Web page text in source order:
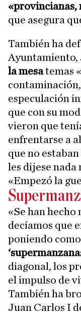
«provincianas,
que asegura
También ha
Ayuntamiento,
la mesatemas
contaminación,
especulación
que con su
vieron que
enfrentarse a
que no
les dijese nada
«Empezó la
«Se han hecho
decíamos que
poniendo
diagonal, los
el impulso de
También ha
Juan Carlos I